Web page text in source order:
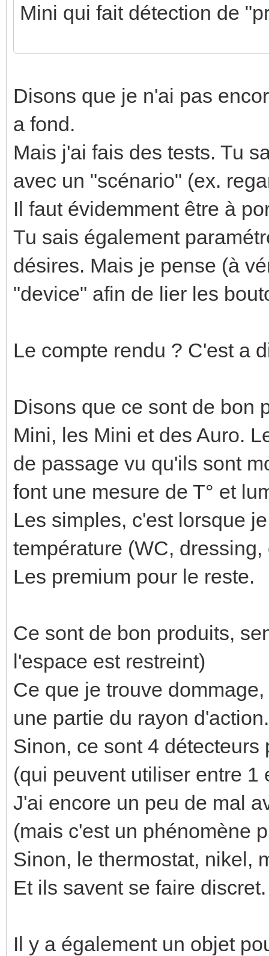
Mini qui fait détection de
Disons que je n'ai pas
a fond.
Mais j'ai fais des tests. Tu
avec un "scénario" (ex.
Il faut évidemment être à
Tu sais également
désires. Mais je pense (à
"device" afin de lier les
Le compte rendu ? C'est a
Disons que ce sont de bon
Mini, les Mini et des Auro.
de passage vu qu'ils sont
font une mesure de T° et
Les simples, c'est lorsque
température (WC,
Les premium pour le reste.
Ce sont de bon produits,
l'espace est restreint)
Ce que je trouve
une partie du rayon
Sinon, ce sont 4
(qui peuvent utiliser entre 1
J'ai encore un peu de mal
(mais c'est un phénomène
Sinon, le thermostat, nikel,
Et ils savent se faire discret.
Il y a également un objet